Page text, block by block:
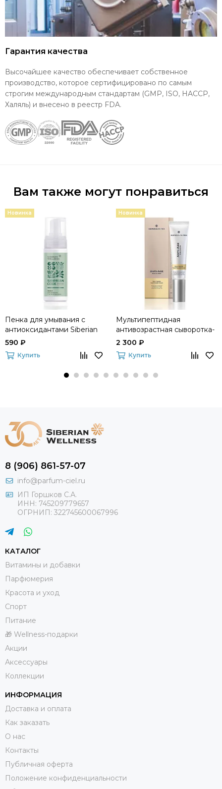
Гарантия качества
Высочайшее качество обеспечивает собственное
производство, которое сертифицировано по самым
строгим международным стандартам (GMP, ISO, HACCP,
Халяль) и внесено в реестр FDA.
Вам также могут понравиться
Новинка
Пенка для умывания c
антиоксидантами Siberian
Code
590 ₽
Купить
Новинка
Мультипептидная
антивозрастная сыворотка-
бустер Experalta Pro Anti-
Age Solutions
2 300 ₽
Купить
8 (906) 861-57-07
info@parfum-ciel.ru
ИП Горшков С.А.
ИНН: 745209779657
ОГРНИП: 322745600067996
КАТАЛОГ
Витамины и добавки
Парфюмерия
Красота и уход
Спорт
Питание
🎁 Wellness-подарки
Акции
Аксессуары
Коллекции
ИНФОРМАЦИЯ
Доставка и оплата
Как заказать
О нас
Контакты
Публичная оферта
Положение конфиденциальности